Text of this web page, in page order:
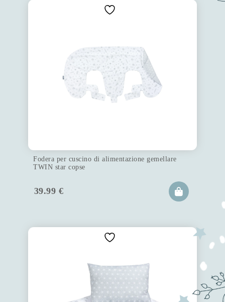
Fodera per cuscino di alimentazione gemellare
TWIN star copse
39.99 €